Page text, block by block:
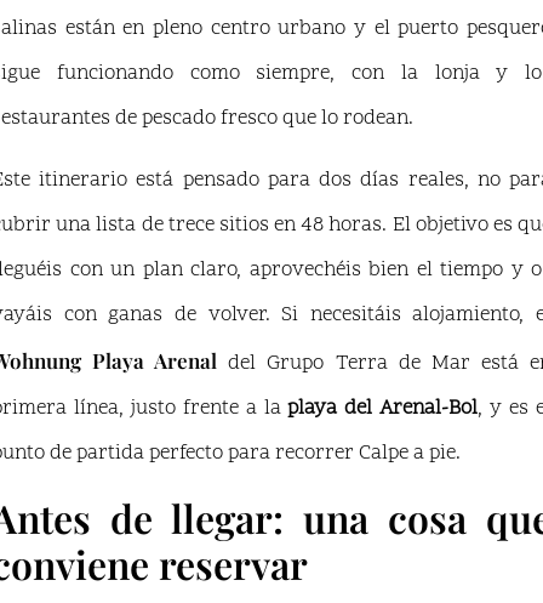
están en pleno centro urbano y el puerto
funcionando como siempre, con la lonja y
de pescado fresco que lo rodean.
itinerario está pensado para dos días reales, no
una lista de trece sitios en 48 horas. El objetivo es
con un plan claro, aprovechéis bien el tiempo y
con ganas de volver. Si necesitáis alojamiento,
Playa Arenal del Grupo Terra de Mar está
línea, justo frente a laplaya del Arenal-Bol, y es
de partida perfecto para recorrer Calpe a pie.
de llegar: una cosa
reservar